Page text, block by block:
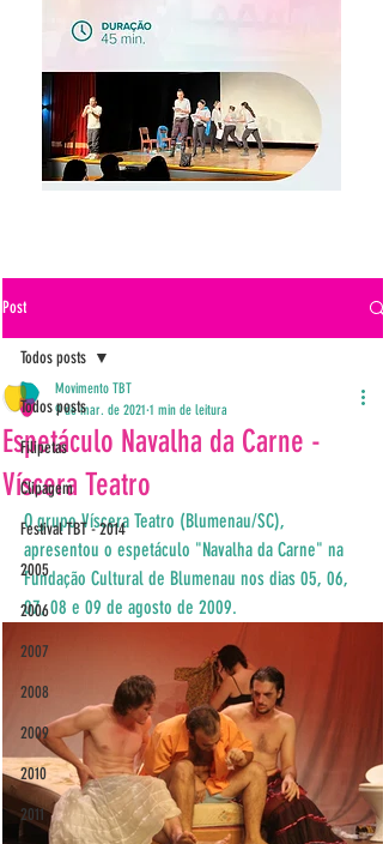
Post
Todos posts
Filipetas
Clipagem
Festival TBT - 2014
2005
2006
2007
2008
2009
2010
2011
Todos posts
Espetáculo Navalha da Carne -
Víscera Teatro
Movimento TBT
9 de mar. de 2021 1 min de leitura
O grupo Víscera Teatro (Blumenau/SC),
apresentou o espetáculo "Navalha da Carne" na
Fundação Cultural de Blumenau nos dias 05, 06,
07, 08 e 09 de agosto de 2009.